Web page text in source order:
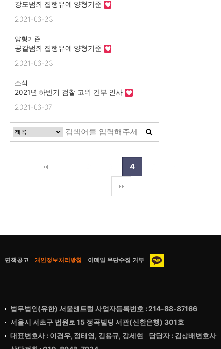
강도범죄 집행유예 양형기준
2021-06-23
양형기준
공갈범죄 집행유예 양형기준
2021-06-23
소식
2021년 하반기 검찰 고위 간부 인사
2021-06-07
4
면책공고 개인정보처리방침 이메일 무단수집 거부
법무법인(유한) 서울센트럴 사업자등록번호 : 214-88-87166
서울시 서초구 법원로 15 정곡빌딩 서관(신한은행) 301호
대표변호사 : 이경우, 정태영, 김용규, 강세현 담당자 : 김상배변호사